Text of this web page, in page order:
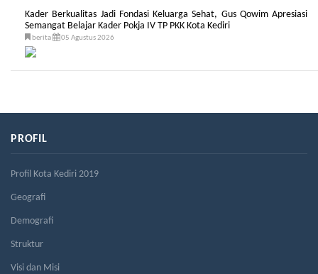
Kader Berkualitas Jadi Fondasi Keluarga Sehat, Gus Qowim Apresiasi
Semangat Belajar Kader Pokja IV TP PKK Kota Kediri
berita 05 Agustus 2026
PROFIL
Profil Kota Kediri 2019
Geografi
Demografi
Struktur
Visi dan Misi